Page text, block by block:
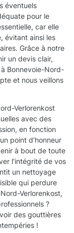
éventuels
pour le
car elle
évitant ainsi les
Grâce à notre
un devis clair,
Bonnevoie-Nord-
et nous veillons
Verlorenkost
avec des
en fonction
point d’honneur
à bout de toute
l’intégrité de vos
un nettoyage
qui perdure
Verlorenkost,
?
des gouttières
!